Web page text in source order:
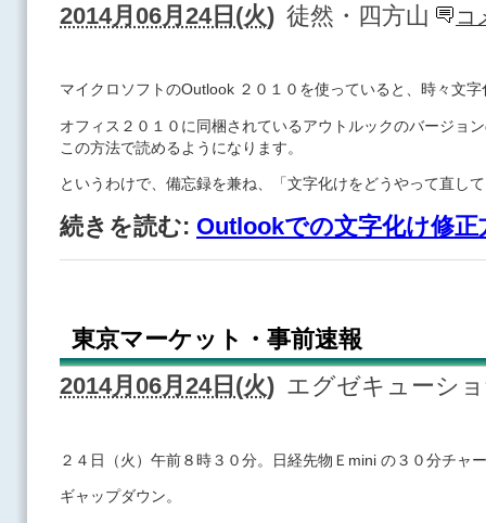
2014月06月24日(火) 徒然・四方山 コ
マイクロソフトのOutlook ２０１０を使っていると、時々文
オフィス２０１０に同梱されているアウトルックのバージョ
この方法で読めるようになります。
というわけで、備忘録を兼ね、「文字化けをどうやって直
続きを読む: Outlookでの文字化け修正
東京マーケット・事前速報
2014月06月24日(火) エグゼキューシ
２４日（火）午前８時３０分。日経先物Ｅmini の３０分チャ
ギャップダウン。